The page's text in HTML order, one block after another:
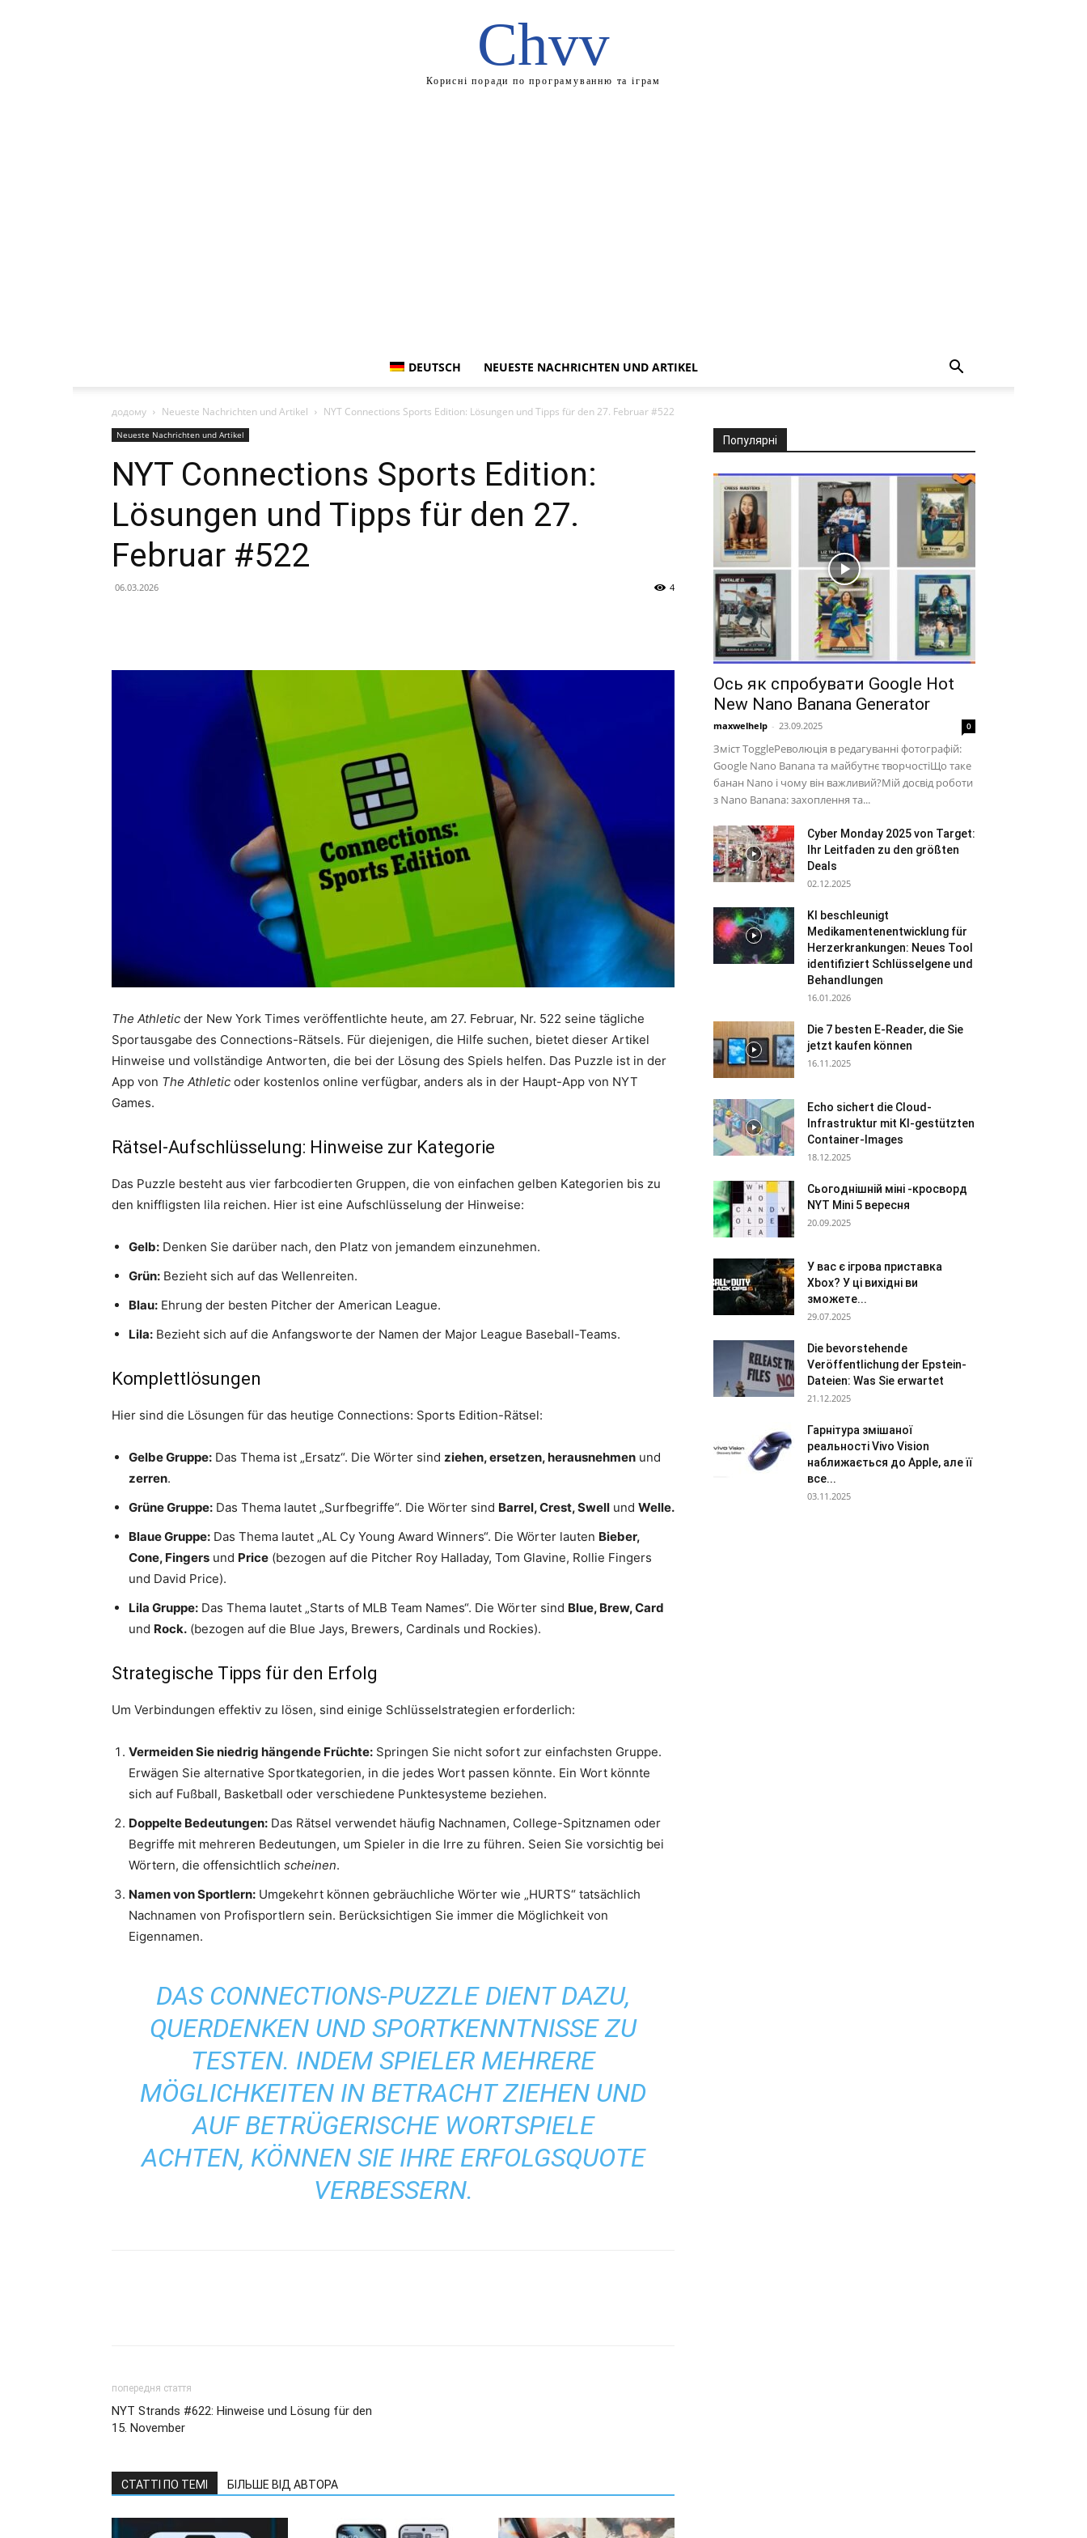
Chvv
Корисні поради по програмуванню та іграм
DEUTSCH NEUESTE NACHRICHTEN UND ARTIKEL
додому Neueste Nachrichten und Artikel NYT Connections Sports Edition: Lösungen und Tipps für den 27. Februar #522
Neueste Nachrichten und Artikel
NYT Connections Sports Edition:
Lösungen und Tipps für den 27.
Februar #522
06.03.2026 4
The Athletic der New York Times veröffentlichte heute, am 27. Februar, Nr. 522 seine tägliche
Sportausgabe des Connections-Rätsels. Für diejenigen, die Hilfe suchen, bietet dieser Artikel
Hinweise und vollständige Antworten, die bei der Lösung des Spiels helfen. Das Puzzle ist in der
App von The Athletic oder kostenlos online verfügbar, anders als in der Haupt-App von NYT
Games.
Rätsel-Aufschlüsselung: Hinweise zur Kategorie
Das Puzzle besteht aus vier farbcodierten Gruppen, die von einfachen gelben Kategorien bis zu
den kniffligsten lila reichen. Hier ist eine Aufschlüsselung der Hinweise:
Gelb: Denken Sie darüber nach, den Platz von jemandem einzunehmen.
Grün: Bezieht sich auf das Wellenreiten.
Blau: Ehrung der besten Pitcher der American League.
Lila: Bezieht sich auf die Anfangsworte der Namen der Major League Baseball-Teams.
Komplettlösungen
Hier sind die Lösungen für das heutige Connections: Sports Edition-Rätsel:
Gelbe Gruppe: Das Thema ist „Ersatz“. Die Wörter sind ziehen, ersetzen, herausnehmen und
zerren.
Grüne Gruppe: Das Thema lautet „Surfbegriffe“. Die Wörter sind Barrel, Crest, Swell und Welle.
Blaue Gruppe: Das Thema lautet „AL Cy Young Award Winners“. Die Wörter lauten Bieber,
Cone, Fingers und Price (bezogen auf die Pitcher Roy Halladay, Tom Glavine, Rollie Fingers
und David Price).
Lila Gruppe: Das Thema lautet „Starts of MLB Team Names“. Die Wörter sind Blue, Brew, Card
und Rock. (bezogen auf die Blue Jays, Brewers, Cardinals und Rockies).
Strategische Tipps für den Erfolg
Um Verbindungen effektiv zu lösen, sind einige Schlüsselstrategien erforderlich:
Vermeiden Sie niedrig hängende Früchte: Springen Sie nicht sofort zur einfachsten Gruppe.
Erwägen Sie alternative Sportkategorien, in die jedes Wort passen könnte. Ein Wort könnte
sich auf Fußball, Basketball oder verschiedene Punktesysteme beziehen.
Doppelte Bedeutungen: Das Rätsel verwendet häufig Nachnamen, College-Spitznamen oder
Begriffe mit mehreren Bedeutungen, um Spieler in die Irre zu führen. Seien Sie vorsichtig bei
Wörtern, die offensichtlich scheinen.
Namen von Sportlern: Umgekehrt können gebräuchliche Wörter wie „HURTS“ tatsächlich
Nachnamen von Profisportlern sein. Berücksichtigen Sie immer die Möglichkeit von
Eigennamen.
DAS CONNECTIONS-PUZZLE DIENT DAZU,
QUERDENKEN UND SPORTKENNTNISSE ZU
TESTEN. INDEM SPIELER MEHRERE
MÖGLICHKEITEN IN BETRACHT ZIEHEN UND
AUF BETRÜGERISCHE WORTSPIELE
ACHTEN, KÖNNEN SIE IHRE ERFOLGSQUOTE
VERBESSERN.
попередня стаття
NYT Strands #622: Hinweise und Lösung für den
15. November
СТАТТІ ПО ТЕМІ БІЛЬШЕ ВІД АВТОРА
Популярні
Ось як спробувати Google Hot
New Nano Banana Generator
maxwelhelp - 23.09.2025 0
Зміст ToggleРеволюція в редагуванні фотографій:
Google Nano Banana та майбутнє творчостіЩо таке
банан Nano і чому він важливий?Мій досвід роботи
з Nano Banana: захоплення та...
Cyber Monday 2025 von Target:
Ihr Leitfaden zu den größten
Deals
02.12.2025
KI beschleunigt
Medikamentenentwicklung für
Herzerkrankungen: Neues Tool
identifiziert Schlüsselgene und
Behandlungen
16.01.2026
Die 7 besten E-Reader, die Sie
jetzt kaufen können
16.11.2025
Echo sichert die Cloud-
Infrastruktur mit KI-gestützten
Container-Images
18.12.2025
Сьогоднішній міні -кросворд
NYT Mini 5 вересня
20.09.2025
У вас є ігрова приставка
Xbox? У ці вихідні ви
зможете...
29.07.2025
Die bevorstehende
Veröffentlichung der Epstein-
Dateien: Was Sie erwartet
21.12.2025
Гарнітура змішаної
реальності Vivo Vision
наближається до Apple, але її
все...
03.11.2025